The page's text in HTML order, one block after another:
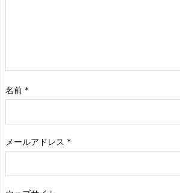
名前 *
メールアドレス *